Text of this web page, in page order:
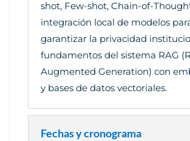
shot, Few-shot, Chain-of-
integración local de modelos
garantizar la privacidad
fundamentos del sistema RAG
Augmented Generation) con
y bases de datos vectoriales.
Fechas y cronograma